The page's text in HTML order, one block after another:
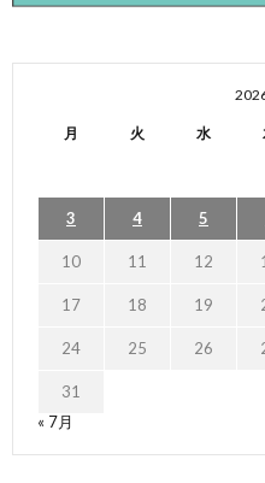
月 火 水
3 4 5
10 11 12
17 18 19
24 25 26
31
« 7月